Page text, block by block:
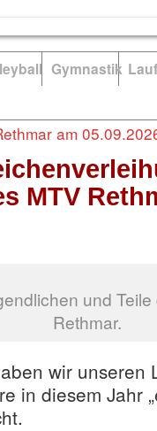
Gymnastik
am
MTV
und
Rethmar.
wir unseren
in diesem Jahr